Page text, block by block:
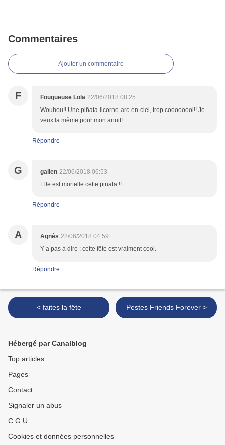
Commentaires
Ajouter un commentaire
F Fougueuse Lola 22/06/2018 08:25
Wouhou!! Une piñata-licorne-arc-en-ciel, trop coooooool!! Je
veux la même pour mon annif!
Répondre
G galien 22/06/2018 06:53
Elle est mortelle cette pinata !!
Répondre
A Agnès 22/06/2018 04:59
Y a pas à dire : cette fête est vraiment cool.
Répondre
< faites la fête Pestes Friends Forever >
Hébergé par Canalblog
Top articles
Pages
Contact
Signaler un abus
C.G.U.
Cookies et données personnelles